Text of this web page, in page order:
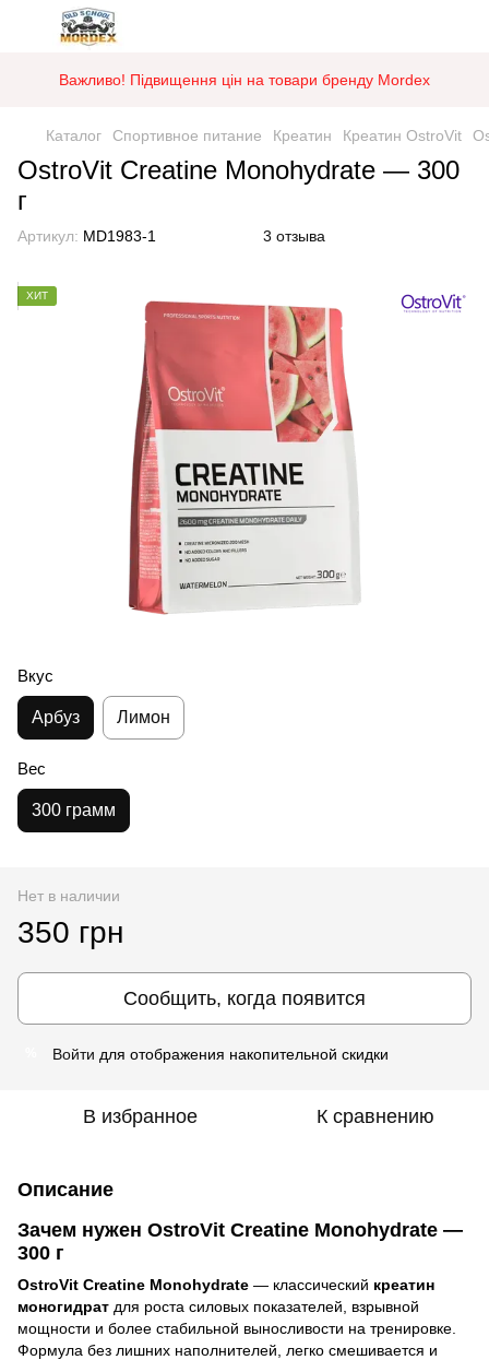
Важливо! Підвищення цін на товари бренду Mordex
Каталог Спортивное питание Креатин Креатин OstroVit
OstroVit Creatine Monohydrate — 300
г
Артикул: MD1983-1 3 отзыва
ХИТ
Вкус
Арбуз Лимон
Вес
300 грамм
Нет в наличии
350 грн
Сообщить, когда появится
Войти для отображения накопительной скидки
В избранное К сравнению
Описание
Зачем нужен OstroVit Creatine Monohydrate —
300 г
OstroVit Creatine Monohydrate — классический креатин
моногидрат для роста силовых показателей, взрывной
мощности и более стабильной выносливости на тренировке.
Формула без лишних наполнителей, легко смешивается и